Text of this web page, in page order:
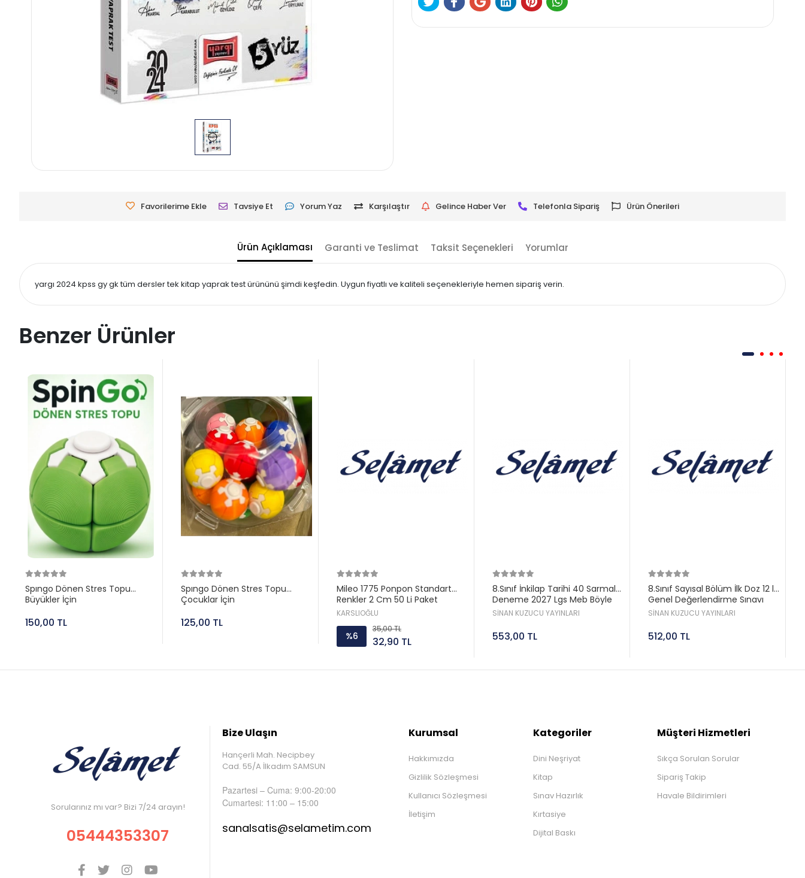
Favorilerime Ekle Tavsiye Et Yorum Yaz Karşılaştır Gelince Haber Ver Telefonla Sipariş Ürün Önerileri
Ürün Açıklaması Garanti ve Teslimat Taksit Seçenekleri Yorumlar
yargı 2024 kpss gy gk tüm dersler tek kitap yaprak test ürününü şimdi keşfedin. Uygun fiyatlı ve kaliteli seçenekleriyle hemen sipariş verin.
Benzer Ürünler
Spıngo Dönen Stres Topu
Büyükler İçin
150,00 TL
Spıngo Dönen Stres Topu
Çocuklar İçin
125,00 TL
Mileo 1775 Ponpon Standart
Renkler 2 Cm 50 Li Paket
KARSLIOĞLU
%6
35,00 TL
32,90 TL
8.Sınıf İnkilap Tarihi 40 Sarmal
Deneme 2027 Lgs Meb Böyle
Sorar Sinan Kuzucu
SİNAN KUZUCU YAYINLARI
553,00 TL
8.Sınıf Sayısal Bölüm İlk Doz 12 li
Genel Değerlendirme Sınavı
2027 Lgs Sinan Kuzucu
SİNAN KUZUCU YAYINLARI
512,00 TL
Sorularınız mı var? Bizi 7/24 arayın!
05444353307
Bize Ulaşın
Hançerli Mah. Necipbey
Cad. 55/A İlkadım SAMSUN
Pazartesi – Cuma: 9:00-20:00
Cumartesi: 11:00 – 15:00
sanalsatis@selametim.com
Kurumsal
Hakkımızda
Gizlilik Sözleşmesi
Kullanıcı Sözleşmesi
İletişim
Kategoriler
Dini Neşriyat
Kitap
Sınav Hazırlık
Kırtasiye
Dijital Baskı
Müşteri Hizmetleri
Sıkça Sorulan Sorular
Sipariş Takip
Havale Bildirimleri